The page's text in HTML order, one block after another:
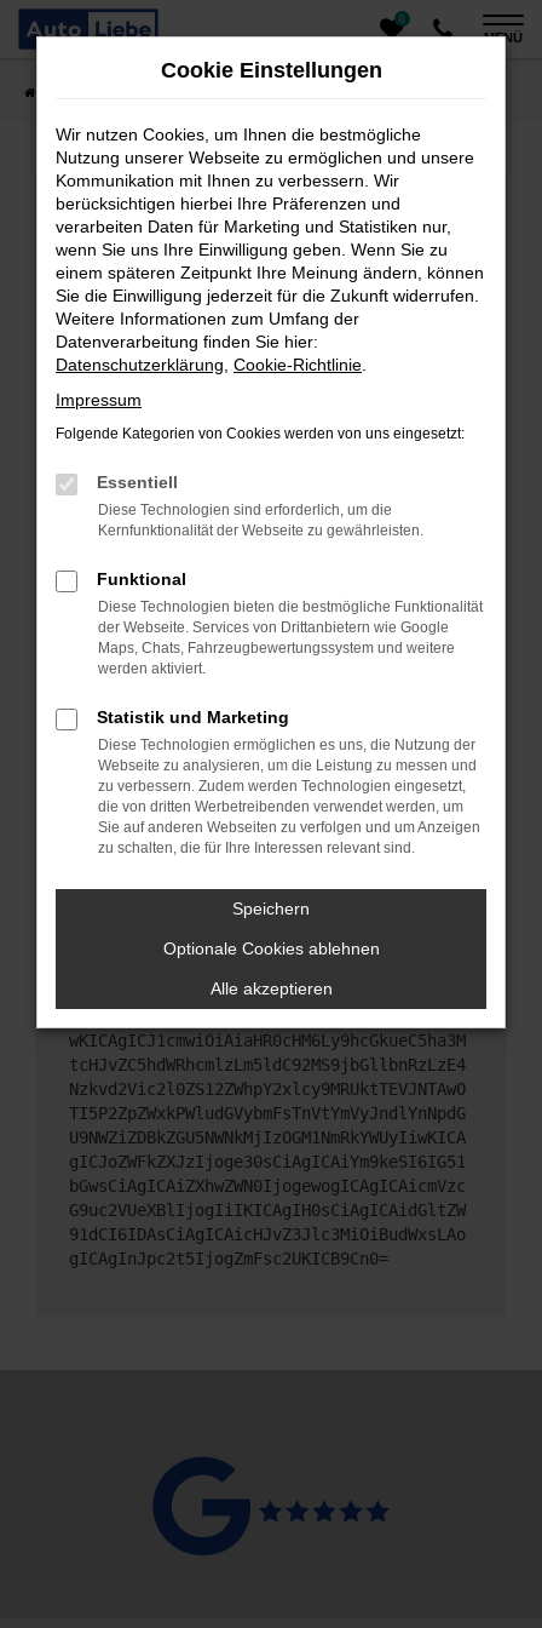
Zum
Hauptinhalt
0
MENÜ
Fehler: Network Error
Beim Laden ist ein Fehler aufgetreten.
Hier sind ein paar Tipps, die dir helfen können:
Überprüfe deine Firewall und deine
Internetverbindung.
Laden andere Webseiten, zum Beispiel deine
Suchmaschine?
Prüfe deine Browsererweiterungen.
das Laden bestimmter Seiten verhindern.
Funktioniert die Seite in einem anderen Browser
oder in einem privaten Fenster?
Das kann manchmal helfen, vorübergehende
Probleme zu beheben.
Stelle sicher, dass dein Browser und dein
Betriebssystem auf dem neuesten Stand sind.
Sicherheitsrisiko, sondern kann auch dazu führen,
dass bestimmte Funktionen nicht mehr
unterstützt werden.
Wende dich an den Webseitenbetreiber.
Wenn du alle oben genannten Schritte versucht
hast, kontaktiere uns bitte. Wir werden versuchen,
das Problem zu beheben. Du kannst uns diesen
Text schicken, um uns bei der Fehlersuche zu
unterstützen:
ewogICJuYW1lIjogIk5ldHdvcmtFcnJvciIsCiAgI
mNvbmZpZyI6IHsKICAgICJtZXRob2QiOiAiR0VUIi
wKICAgICJ1cmwiOiAiaHR0cHM6Ly9hcGkueC5ha3M
tcHJvZC5hdWRhcmlzLm5ldC92MS9jbGllbnRzLzE4
Nzkvd2Vic2l0ZS12ZWhpY2xlcy9MRUktTEVJNTAwO
TI5P2ZpZWxkPWludGVybmFsTnVtYmVyJndlYnNpdG
U9NWZiZDBkZGU5NWNkMjIzOGM1NmRkYWUyIiwKICA
gICJoZWFkZXJzIjoge30sCiAgICAiYm9keSI6IG51
bGwsCiAgICAiZXhwZWN0IjogewogICAgICAicmVzc
G9uc2VUeXBlIjogIiIKICAgIH0sCiAgICAidGltZW
91dCI6IDAsCiAgICAicHJvZ3Jlc3MiOiBudWxsLAo
gICAgInJpc2t5IjogZmFsc2UKICB9Cn0=
Cookie Einstellungen
Wir nutzen Cookies, um Ihnen die bestmögliche
Nutzung unserer Webseite zu ermöglichen und unsere
Kommunikation mit Ihnen zu verbessern. Wir
berücksichtigen hierbei Ihre Präferenzen und
verarbeiten Daten für Marketing und Statistiken nur,
wenn Sie uns Ihre Einwilligung geben. Wenn Sie zu
einem späteren Zeitpunkt Ihre Meinung ändern, können
Sie die Einwilligung jederzeit für die Zukunft widerrufen.
Weitere Informationen zum Umfang der
Datenverarbeitung finden Sie hier:
Datenschutzerklärung Cookie-Richtlinie
Impressum
Folgende Kategorien von Cookies werden von uns eingesetzt:
Essentiell
Diese Technologien sind erforderlich, um die
Kernfunktionalität der Webseite zu gewährleisten.
Funktional
Diese Technologien bieten die bestmögliche Funktionalität
der Webseite. Services von Drittanbietern wie Google
Maps, Chats, Fahrzeugbewertungssystem und weitere
werden aktiviert.
Statistik und Marketing
Diese Technologien ermöglichen es uns, die Nutzung der
Webseite zu analysieren, um die Leistung zu messen und
zu verbessern. Zudem werden Technologien eingesetzt,
die von dritten Werbetreibenden verwendet werden, um
Sie auf anderen Webseiten zu verfolgen und um Anzeigen
zu schalten, die für Ihre Interessen relevant sind.
Speichern
Optionale Cookies ablehnen
Alle akzeptieren